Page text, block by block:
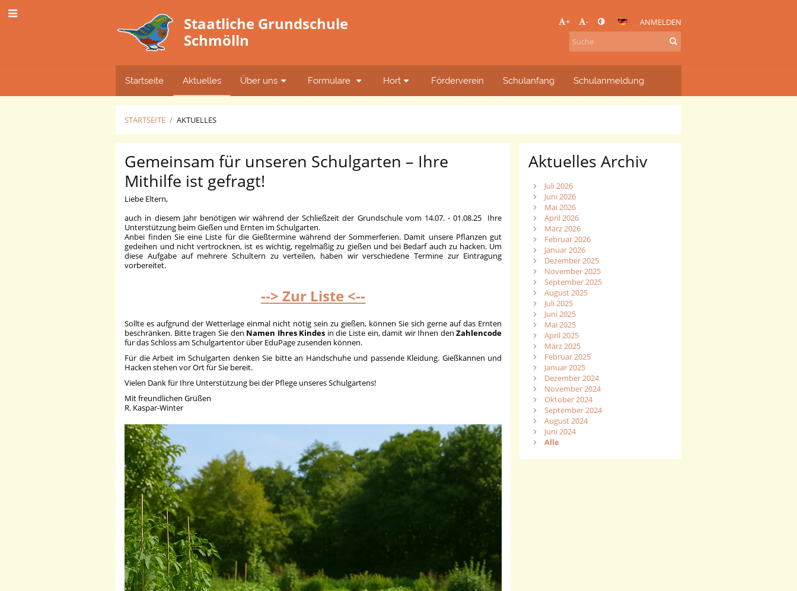
Staatliche Grundschule
Schmölln
+ - ANMELDEN
Startseite Aktuelles Über uns Formulare Hort Förderverein Schulanfang Schulanmeldung
STARTSEITE / AKTUELLES
Aktuelles
Gemeinsam für unseren Schulgarten – Ihre
Mithilfe ist gefragt!
Liebe Eltern,
auch in diesem Jahr benötigen wir während der Schließzeit der Grundschule vom 14.07. - 01.08.25 Ihre
Unterstützung beim Gießen und Ernten im Schulgarten.
Anbei finden Sie eine Liste für die Gießtermine während der Sommerferien. Damit unsere Pflanzen gut
gedeihen und nicht vertrocknen, ist es wichtig, regelmäßig zu gießen und bei Bedarf auch zu hacken. Um
diese Aufgabe auf mehrere Schultern zu verteilen, haben wir verschiedene Termine zur Eintragung
vorbereitet.
--> Zur Liste <--
Sollte es aufgrund der Wetterlage einmal nicht nötig sein zu gießen, können Sie sich gerne auf das Ernten
beschränken. Bitte tragen Sie den Namen Ihres Kindes in die Liste ein, damit wir Ihnen denZahlencode
für das Schloss am Schulgartentor über EduPage zusenden können.
Für die Arbeit im Schulgarten denken Sie bitte an Handschuhe und passende Kleidung. Gießkannen und
Hacken stehen vor Ort für Sie bereit.
Vielen Dank für Ihre Unterstützung bei der Pflege unseres Schulgartens!
Mit freundlichen Grüßen
R. Kaspar-Winter
Aktuelles Archiv
Juli 2026
Juni 2026
Mai 2026
April 2026
März 2026
Februar 2026
Januar 2026
Dezember 2025
November 2025
September 2025
August 2025
Juli 2025
Juni 2025
Mai 2025
April 2025
März 2025
Februar 2025
Januar 2025
Dezember 2024
November 2024
Oktober 2024
September 2024
August 2024
Juni 2024
Alle